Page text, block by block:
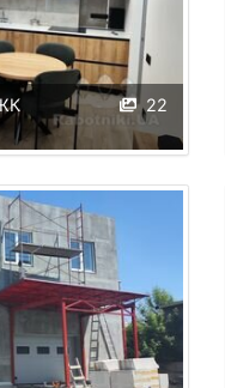
22